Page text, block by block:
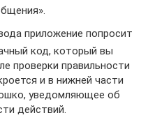
приложение попросит
код, который вы
проверки правильности
и в нижней части
уведомляющее об
действий.